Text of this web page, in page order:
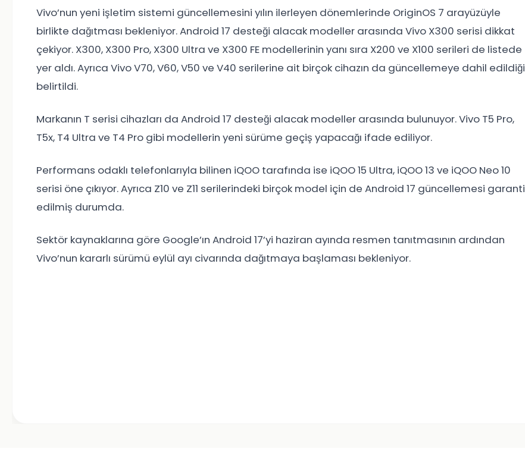
Vivo’nun yeni işletim sistemi güncellemesini yılın ilerleyen dönemlerinde OriginOS 7 arayüzüyle
birlikte dağıtması bekleniyor. Android 17 desteği alacak modeller arasında Vivo X300 serisi dikkat
çekiyor. X300, X300 Pro, X300 Ultra ve X300 FE modellerinin yanı sıra X200 ve X100 serileri de listede
yer aldı. Ayrıca Vivo V70, V60, V50 ve V40 serilerine ait birçok cihazın da güncellemeye dahil edildiği
belirtildi.
Markanın T serisi cihazları da Android 17 desteği alacak modeller arasında bulunuyor. Vivo T5 Pro,
T5x, T4 Ultra ve T4 Pro gibi modellerin yeni sürüme geçiş yapacağı ifade ediliyor.
Performans odaklı telefonlarıyla bilinen iQOO tarafında ise iQOO 15 Ultra, iQOO 13 ve iQOO Neo 10
serisi öne çıkıyor. Ayrıca Z10 ve Z11 serilerindeki birçok model için de Android 17 güncellemesi garanti
edilmiş durumda.
Sektör kaynaklarına göre Google’ın Android 17’yi haziran ayında resmen tanıtmasının ardından
Vivo’nun kararlı sürümü eylül ayı civarında dağıtmaya başlaması bekleniyor.